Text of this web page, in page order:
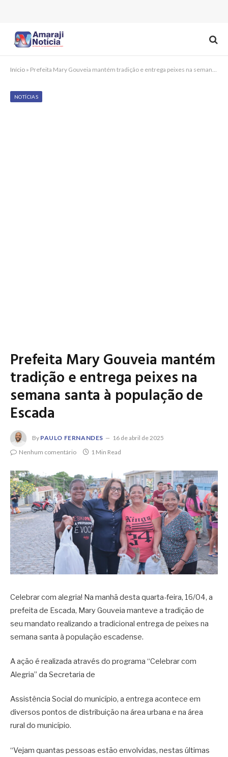
Início » Prefeita Mary Gouveia mantém tradição e entrega peixes na semana santa à população de Escada
NOTÍCIAS
Prefeita Mary Gouveia mantém
tradição e entrega peixes na
semana santa à população de
Escada
By PAULO FERNANDES
16 de abril de 2025
Nenhum comentário
1 Min Read
Celebrar com alegria! Na manhã desta quarta-feira, 16/04, a
prefeita de Escada, Mary Gouveia manteve a tradição de
seu mandato realizando a tradicional entrega de peixes na
semana santa à população escadense.
A ação é realizada através do programa “Celebrar com
Alegria” da Secretaria de
Assistência Social do município, a entrega acontece em
diversos pontos de distribuição na área urbana e na área
rural do município.
“Vejam quantas pessoas estão envolvidas, nestas últimas